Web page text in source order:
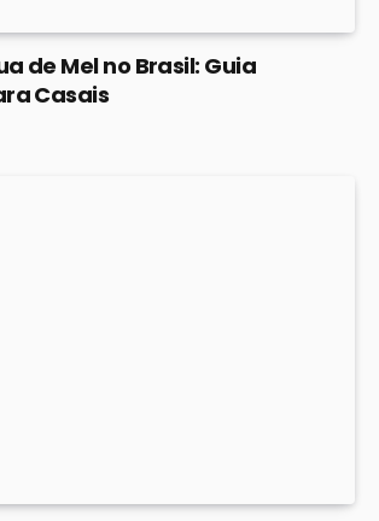
de Mel no Brasil: Guia
Casais